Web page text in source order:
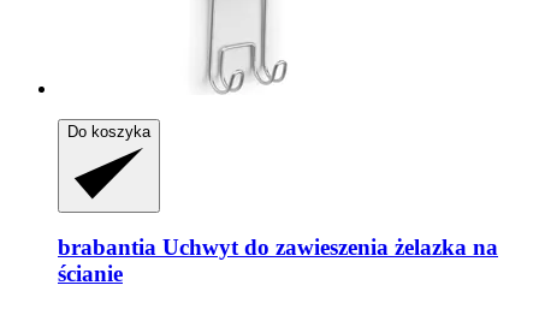
Do koszyka
brabantia Uchwyt do zawieszenia żelazka na
ścianie